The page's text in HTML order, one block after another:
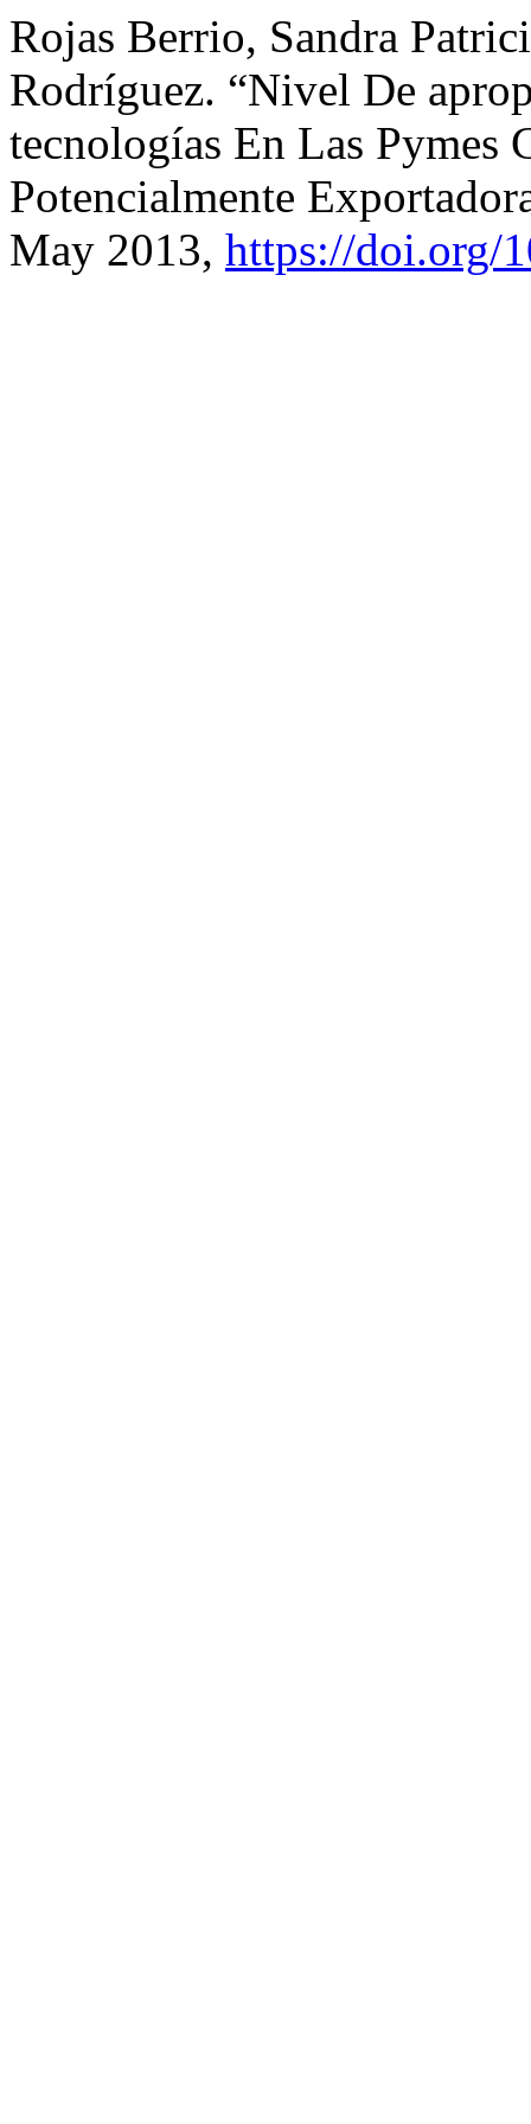
Rojas Berrio, Sandra
Rodríguez. “Nivel De
tecnologías En Las Pymes
Potencialmente
May 2013, https://doi.org/